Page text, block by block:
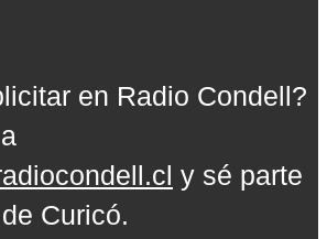
en Radio Condell?
y sé parte
Curicó.